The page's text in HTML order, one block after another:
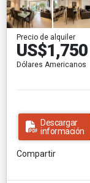
Precio de alquiler
US$1,750
Dólares Americanos
Descargar
información
Compartir